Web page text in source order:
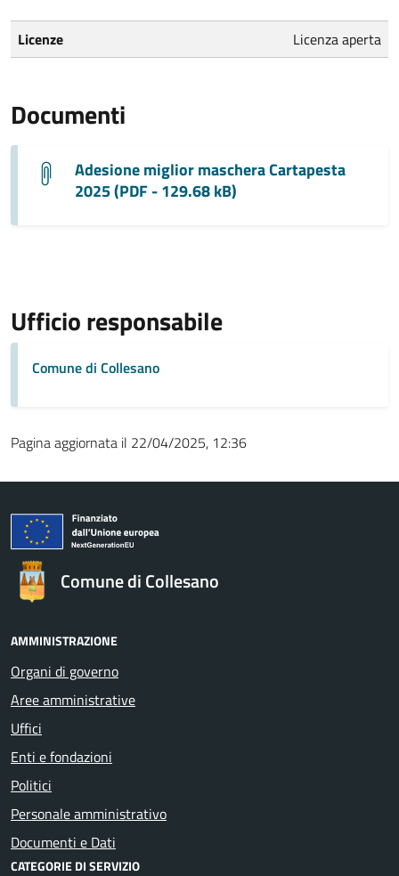
Licenze Licenza aperta
Documenti
Adesione miglior maschera Cartapesta
2025 (PDF - 129.68 kB)
Ufficio responsabile
Comune di Collesano
Pagina aggiornata il 22/04/2025, 12:36
Comune di Collesano
AMMINISTRAZIONE
Organi di governo
Aree amministrative
Uffici
Enti e fondazioni
Politici
Personale amministrativo
Documenti e Dati
CATEGORIE DI SERVIZIO